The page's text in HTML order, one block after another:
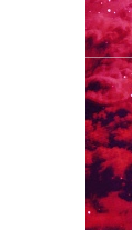
by 정
이즘
앨범'
알앤